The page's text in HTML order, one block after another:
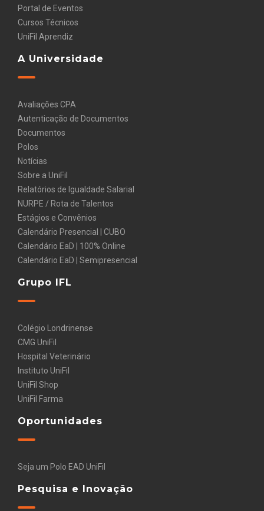
Portal de Eventos
Cursos Técnicos
UniFil Aprendiz
A Universidade
Avaliações CPA
Autenticação de Documentos
Documentos
Polos
Notícias
Sobre a UniFil
Relatórios de Igualdade Salarial
NURPE / Rota de Talentos
Estágios e Convênios
Calendário Presencial | CUBO
Calendário EaD | 100% Online
Calendário EaD | Semipresencial
Grupo IFL
Colégio Londrinense
CMG UniFil
Hospital Veterinário
Instituto UniFil
UniFil Shop
UniFil Farma
Oportunidades
Seja um Polo EAD UniFil
Pesquisa e Inovação